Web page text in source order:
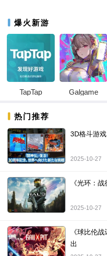
爆火新游
TapTap Galgame
热门推荐
3D格斗游
2025-10-27
《光环：
2025-10-27
《球比伦
出